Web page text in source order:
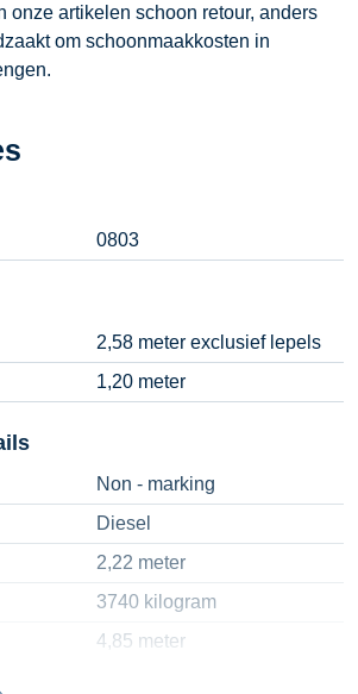
onze artikelen schoon retour, anders
om schoonmaakkosten in
0803
2,58 meter exclusief lepels
1,20 meter
Non - marking
Diesel
2,22 meter
3740 kilogram
4,85 meter